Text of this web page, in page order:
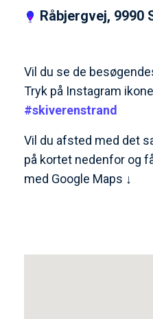
Råbjergvej, 9990
Vil du se de
Tryk på Instagram
#skiverenstrand
Vil du afsted med det
på kortet nedenfor og
med Google Maps ↓